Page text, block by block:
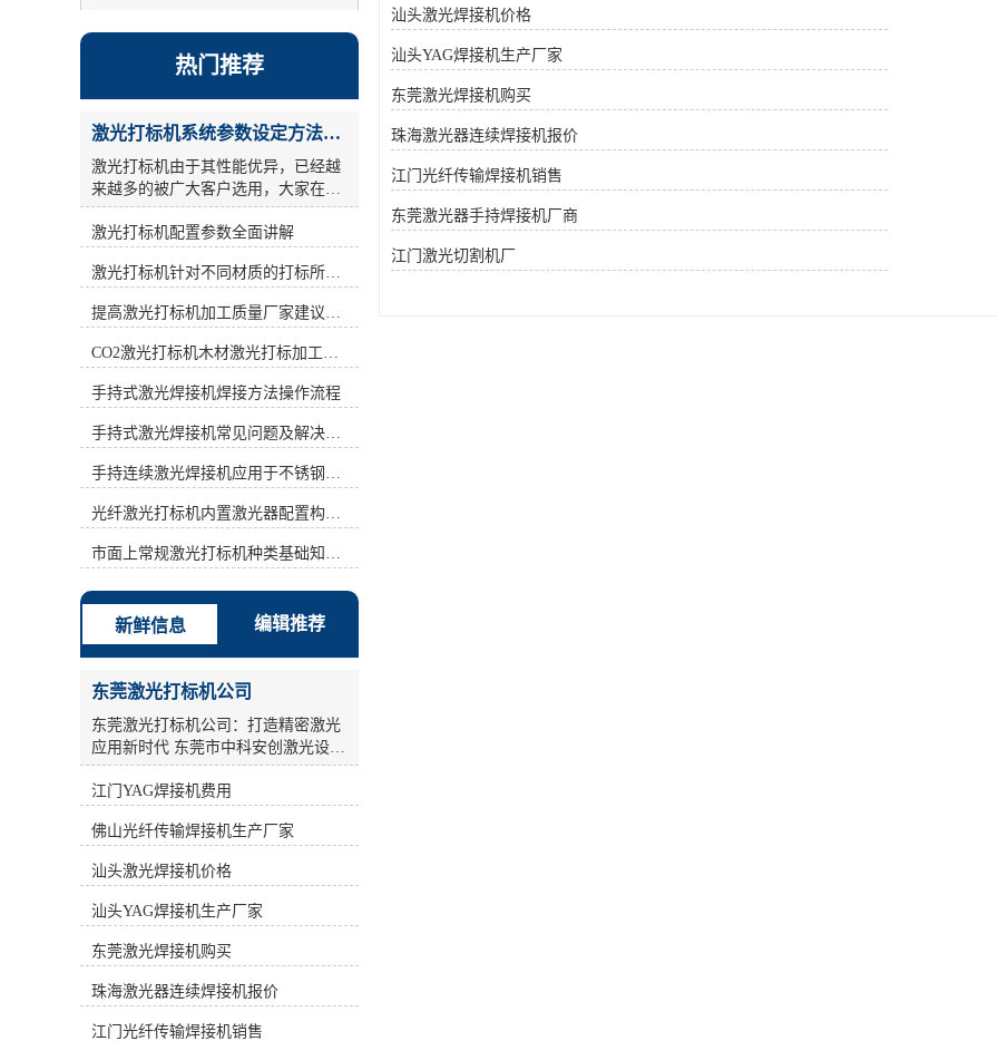
汕头激光焊接机价格
汕头YAG焊接机生产厂家
东莞激光焊接机购买
珠海激光器连续焊接机报价
江门光纤传输焊接机销售
东莞激光器手持焊接机厂商
江门激光切割机厂
热门推荐
激光打标机系统参数设定方法步骤教程
激光打标机由于其性能优异，已经越
来越多的被广大客户选用，大家在使
用激光打标机的时候，关于参数设
置，很多人的概念比较模糊，今天激
参数设定 ： **，激光参数还是设一
遍，但是采用交叉线填充方式方法，
也就相当于镭雕了2遍.参考参数如
下： a)：打标频率(frequency)设为低
频，激光打码机按照标识形式的不同,
激光打码设备可以分为刻划式和点阵
式两种。目前市场中出现的激光打标
设备大多是刻划式的,而新型的激光打
驻留技术。激光打标机用激光束在各
种不同的物质表面打上*的标记。激
光打标机按照激光器不同可分为CO2
激光打标机、半导体激光打标机、
YAG激光打标机、光纤激光打标机。
计算机控制系统是整个激光打标机控
制和指挥的中心，同时也是软件安装
的载体。 b: **时间为1.5us. c: 填充方
式方法：弓形填充 间距：0.01-
0.05mm之间。 d: 扫描速度:依情况
(Condition)而设，如果镭雕的边框效
果总是有毛边现象，可把速度值设小
点。建议：200-1500之间。 其次：采
用单线填充，但是设定两遍参数。打
标机标刻的是一个无法擦掉的*性标
间气化而成，*借助任何辅助工具即
此，在同样能量的情况下，新型激光
打标机打印速度较快。**时间为1.5。
*1遍：功率(指物体在单位时间内所做
的功的多少)稍高点频率(frequency)稍
高点(例如30000-70000) 速度慢点(例
如 700-1000)，此时产品(Product)表面
再设定*2遍参数。*2遍：功率(指物体
激光打标机配置参数全面讲解
激光打标机针对不同材质的打标所对应设备指导
提高激光打标机加工质量厂家建议从何做起
CO2激光打标机木材激光打标加工环保性意识
手持式激光焊接机焊接方法操作流程
手持式激光焊接机常见问题及解决方法！
手持连续激光焊接机应用于不锈钢厨具行业
光纤激光打标机内置激光器配置构造讲解
市面上常规激光打标机种类基础知识介绍
新鲜信息 编辑推荐
东莞激光打标机公司
东莞激光打标机公司：打造精密激光
应用新时代 东莞市中科安创激光设备
有限公司，作为一家**从事工业激光
产品的研发、生产和销售的**企业，
完善的激光应用解决方案及配套设
备。公司汇聚了一大批多年从事激光
加工设备科研和产业化的激光技术和
科研人员，凭借光电子产业的良好氛
围，积极进取，锐意开拓，通过不断
**，为国内外广大客户的制造装备和
工艺**水平提供贡献。 激光打标机作
为激光加工设备中的重要一环，在工
标机采用高能激光束照射在物质表
江门YAG焊接机费用
佛山光纤传输焊接机生产厂家
汕头激光焊接机价格
汕头YAG焊接机生产厂家
东莞激光焊接机购买
珠海激光器连续焊接机报价
江门光纤传输焊接机销售